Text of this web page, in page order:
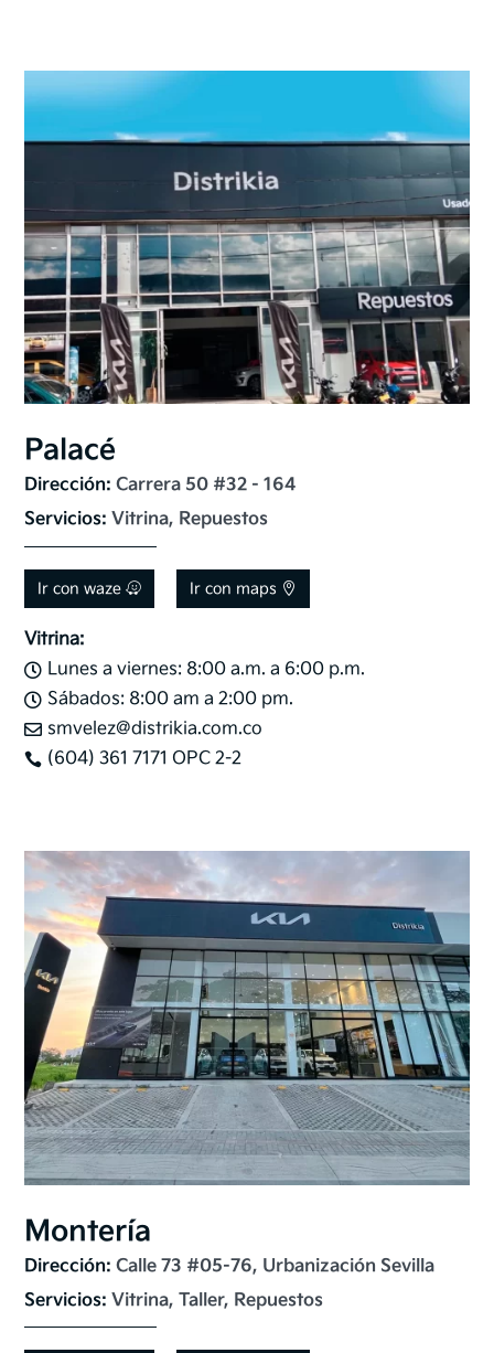
Palacé
Dirección: Carrera 50 #32 - 164
Servicios: Vitrina, Repuestos
Ir con waze Ir con maps
Vitrina:
 Lunes a viernes: 8:00 a.m. a 6:00 p.m.
 Sábados: 8:00 am a 2:00 pm.
 smvelez@distrikia.com.co
 (604) 361 7171 OPC 2-2
Montería
Dirección: Calle 73 #05-76, Urbanización Sevilla
Servicios: Vitrina, Taller, Repuestos